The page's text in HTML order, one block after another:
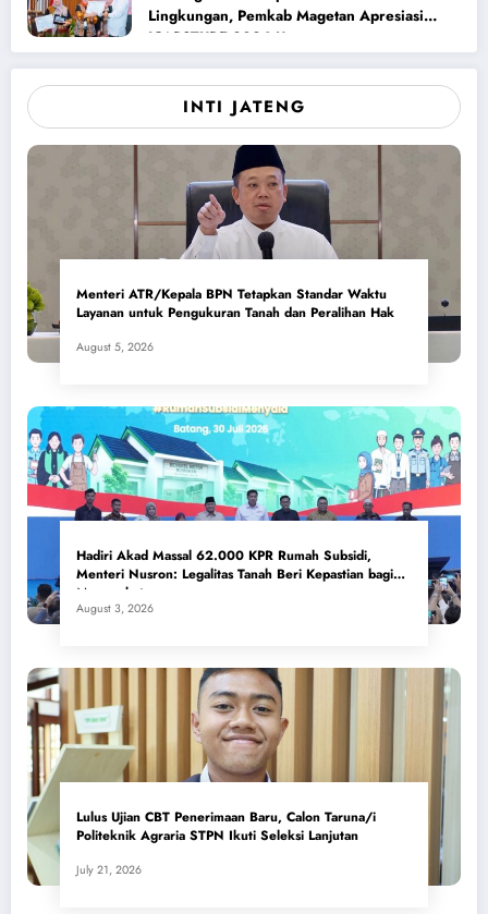
Lingkungan, Pemkab Magetan Apresiasi
ICAPSTURE 2026 Unesa
INTI JATENG
Menteri ATR/Kepala BPN Tetapkan Standar Waktu
Layanan untuk Pengukuran Tanah dan Peralihan Hak
August 5, 2026
Hadiri Akad Massal 62.000 KPR Rumah Subsidi,
Menteri Nusron: Legalitas Tanah Beri Kepastian bagi
Masyarakat
August 3, 2026
Lulus Ujian CBT Penerimaan Baru, Calon Taruna/i
Politeknik Agraria STPN Ikuti Seleksi Lanjutan
July 21, 2026